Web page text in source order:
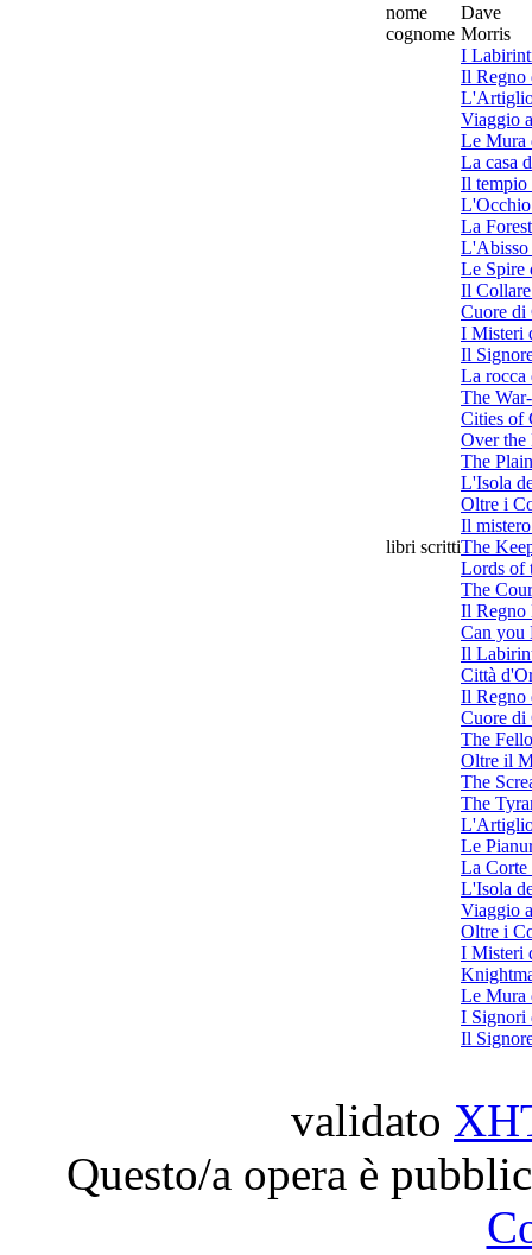
nome
Dave
cognome Morris
libri scritti
I
Il Regno
Viaggio
Le Mura
La casa
Il tempio
La
Le Spire
Il
Cuore di
I Misteri
Il
La rocca
The
Cities of
Over the
The
L'Isola
Oltre i
Il
The
Lords of
The
Il Regno
Can you
Il
Città
Il Regno
Cuore di
The
Oltre il
The
The
Le
La Corte
L'Isola
Viaggio
Oltre i
I Misteri
Le Mura
I Signori
Il
validato
Questo/a opera è